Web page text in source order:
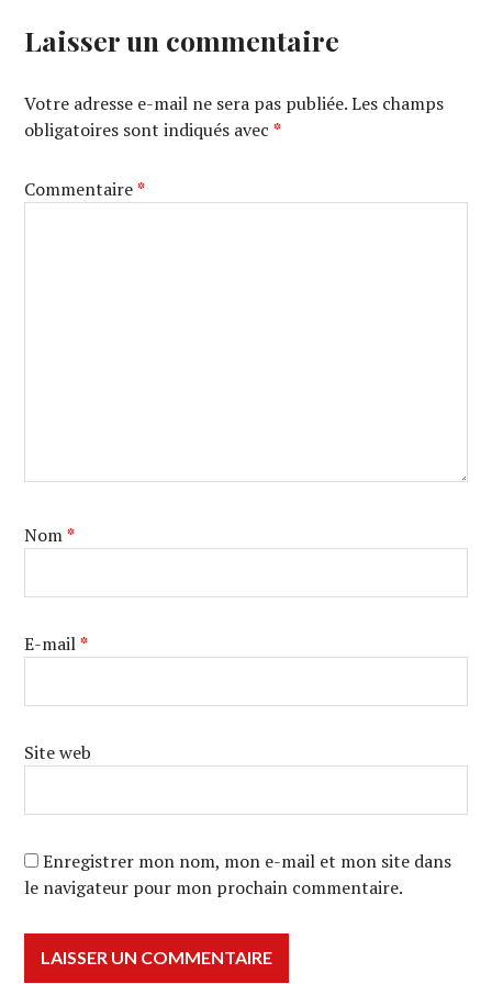
Laisser un commentaire
Votre adresse e-mail ne sera pas publiée. Les champs
obligatoires sont indiqués avec*
Commentaire*
Nom*
E-mail*
Site web
Enregistrer mon nom, mon e-mail et mon site dans
le navigateur pour mon prochain commentaire.